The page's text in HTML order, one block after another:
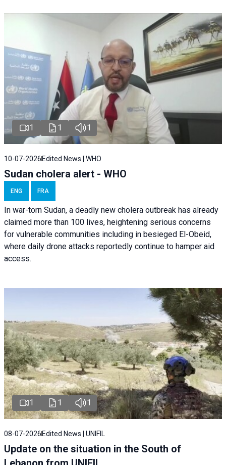
1 1 1
10-07-2026 Edited News | WHO
Sudan cholera alert - WHO
ENG FRA
In war-torn Sudan, a deadly new cholera outbreak has already
claimed more than 100 lives, heightening serious concerns
for vulnerable communities including in besieged El-Obeid,
where daily drone attacks reportedly continue to hamper aid
access.
1 1 1
08-07-2026 Edited News | UNIFIL
Update on the situation in the South of